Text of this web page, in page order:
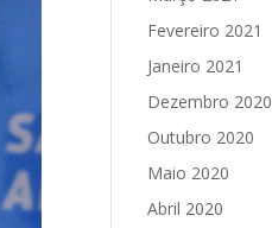
Fevereiro 2021
Janeiro 2021
Dezembro 2020
Outubro 2020
Maio 2020
Abril 2020